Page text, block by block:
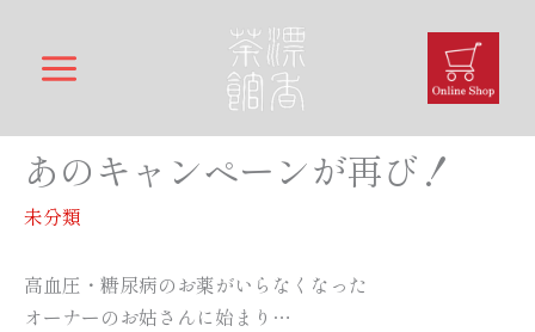
キ あのキャンペーンが再び！
未分類
高血圧・糖尿病のお薬がいらなくなった
オーナーのお姑さんに始まり…